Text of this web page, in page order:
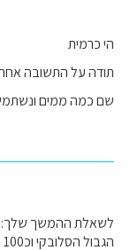
הי כרמית
תודה על התשובה
שם כמה ממים
לשאלת ההמשך שלך: